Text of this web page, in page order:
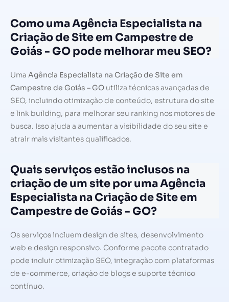
Como uma Agência Especialista na
Criação de Site em Campestre de
Goiás - GO pode melhorar meu SEO?
Uma Agência Especialista na Criação de Site em
Campestre de Goiás – GO utiliza técnicas avançadas de
SEO, incluindo otimização de conteúdo, estrutura do site
e link building, para melhorar seu ranking nos motores de
busca. Isso ajuda a aumentar a visibilidade do seu site e
atrair mais visitantes qualificados.
Quais serviços estão inclusos na
criação de um site por uma Agência
Especialista na Criação de Site em
Campestre de Goiás - GO?
Os serviços incluem design de sites, desenvolvimento
web e design responsivo. Conforme pacote contratado
pode incluir otimização SEO, integração com plataformas
de e-commerce, criação de blogs e suporte técnico
contínuo.